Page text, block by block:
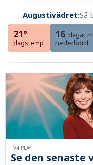
Augustivädret:Så
21°
dagstemp
16 dagar
nederbörd
Se den senaste
TV4 PLAY